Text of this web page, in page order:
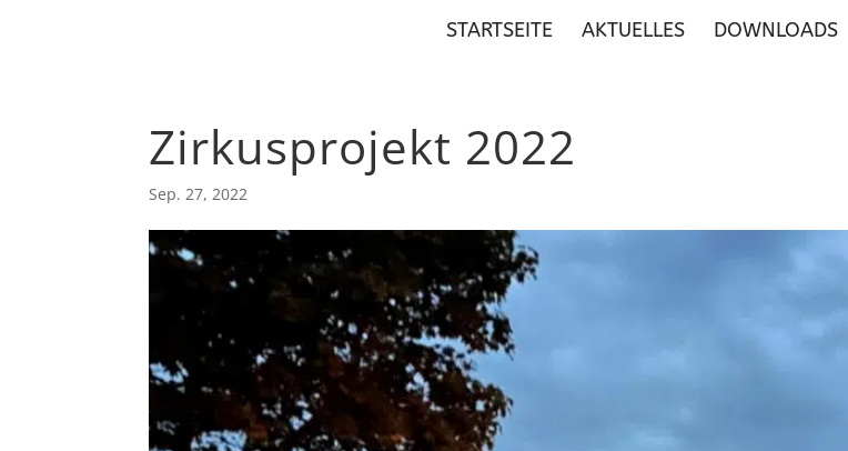
STARTSEITE AKTUELLES DOWNLOADS
Zirkusprojekt 2022
Sep. 27, 2022